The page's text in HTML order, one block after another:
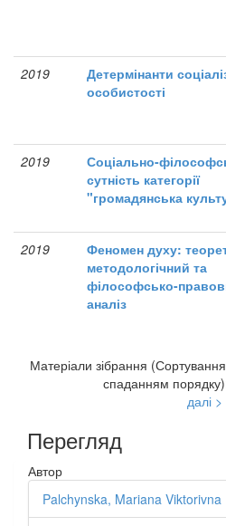
2019
Детермінанти
особистості
2019
Соціально-
сутність категорії
"громадянська
2019
Феномен духу:
методологічний та
філософсько-
аналіз
Матеріали зібрання
спаданням
далі >
Перегляд
Автор
Palchynska, Mariana Viktorivna